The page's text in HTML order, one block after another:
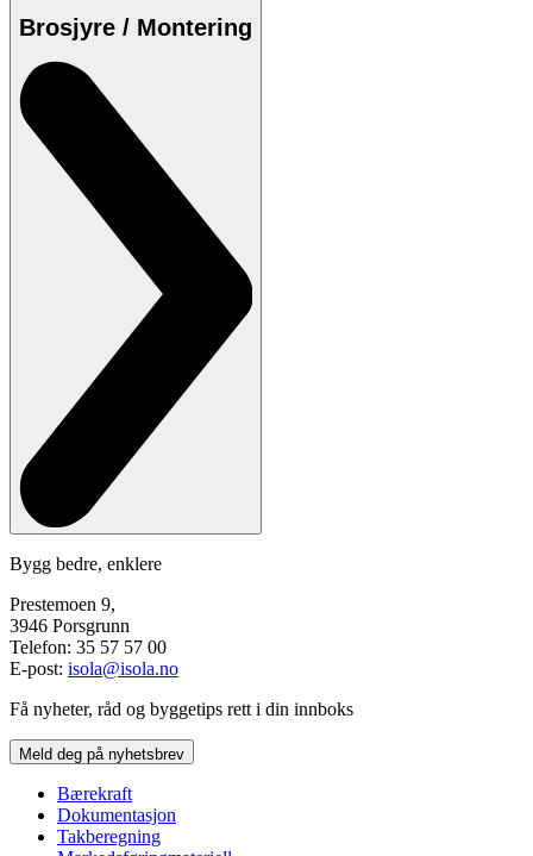
Brosjyre / Montering
Bygg bedre, enklere
Prestemoen 9,
3946 Porsgrunn
Telefon: 35 57 57 00
E-post: isola@isola.no
Få nyheter, råd og byggetips rett i din innboks
Meld deg på nyhetsbrev
Bærekraft
Dokumentasjon
Takberegning